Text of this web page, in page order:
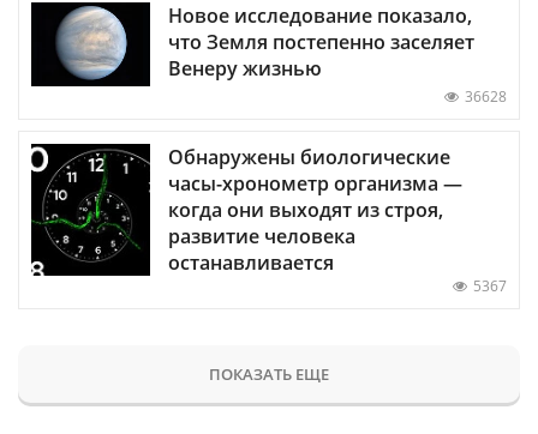
Новое исследование показало,
что Земля постепенно заселяет
Венеру жизнью
36628
Обнаружены биологические
часы-хронометр организма —
когда они выходят из строя,
развитие человека
останавливается
5367
ПОКАЗАТЬ ЕЩЕ